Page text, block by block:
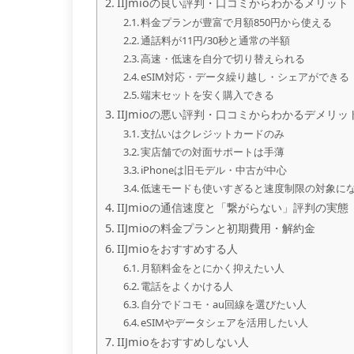
料金プランが豊富で月額850円から使える
通話料が11円/30秒と通常の半額
高速・低速を自分で切り替えられる
eSIM対応・データ繰り越し・シェアができる
端末セットを安く購入できる
IIJmioの悪い評判・口コミからわかるデメリッ
支払いはクレジットカードのみ
実店舗での対面サポートは手薄
iPhoneは旧モデル・中古が中心
低速モードも使いすぎると速度制限の対象に
IIJmioの通信速度と「繋がらない」評判の実態
IIJmioの料金プランと初期費用・解約金
IIJmioをおすすめする人
月額料金をとにかく抑えたい人
電話をよくかける人
自分でドコモ・au回線を選びたい人
eSIMやデータシェアを活用したい人
IIJmioをおすすめしない人